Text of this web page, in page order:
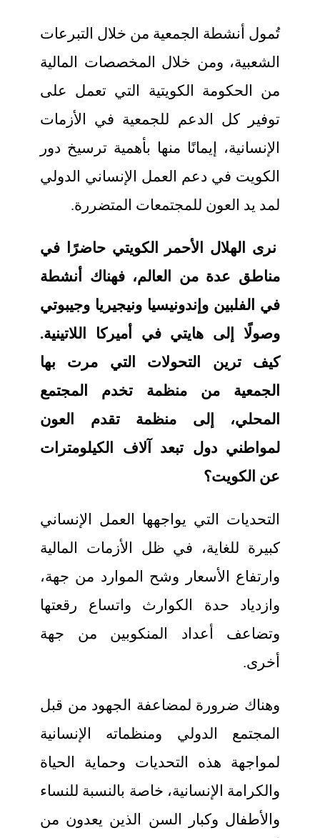
تُمول أنشطة الجمعية من خلال التبرعات
الشعبية، ومن خلال المخصصات المالية
من الحكومة الكويتية التي تعمل على
توفير كل الدعم للجمعية في الأزمات
الإنسانية، إيمانًا منها بأهمية ترسيخ دور
الكويت في دعم العمل الإنساني الدولي
لمد يد العون للمجتمعات المتضررة.
نرى الهلال الأحمر الكويتي حاضرًا في
مناطق عدة من العالم، فهناك أنشطة
في الفلبين وإندونيسيا ونيجيريا وجيبوتي
وصولًا إلى هايتي في أميركا اللاتينية.
كيف ترين التحولات التي مرت بها
الجمعية من منظمة تخدم المجتمع
المحلي، إلى منظمة تقدم العون
لمواطني دول تبعد آلاف الكيلومترات
عن الكويت؟
التحديات التي يواجهها العمل الإنساني
كبيرة للغاية، في ظل الأزمات المالية
وارتفاع الأسعار وشح الموارد من جهة،
وازدياد حدة الكوارث واتساع رقعتها
وتضاعف أعداد المنكوبين من جهة
أخرى.
وهناك ضرورة لمضاعفة الجهود من قبل
المجتمع الدولي ومنظماته الإنسانية
لمواجهة هذه التحديات وحماية الحياة
والكرامة الإنسانية، خاصة بالنسبة للنساء
والأطفال وكبار السن الذين يعدون من